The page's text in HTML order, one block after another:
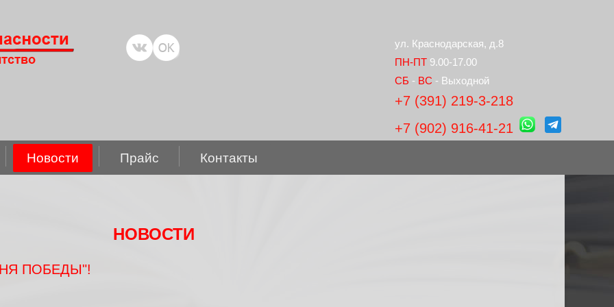
ул. Краснодарская, д.8
ПН-ПТ 9.00-17.00
СБ - ВС - Выходной
+7 (391) 219-3-218
+7 (902) 916-41-21
Новости Прайс Контакты
НОВОСТИ
ПОБЕДЫ"!